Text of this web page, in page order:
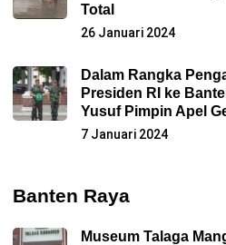
Total
26 Januari 2024
Dalam Rangka
Presiden RI ke
Yusuf Pimpin Apel
7 Januari 2024
Banten Raya
Museum Talaga